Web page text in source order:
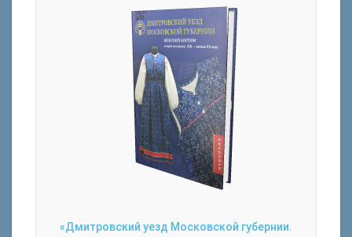
«Дмитровский уезд Московской губернии.